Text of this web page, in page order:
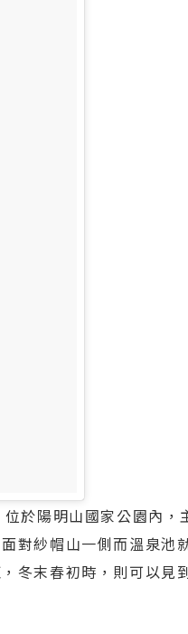
於陽明山國家公園內，
對紗帽山一側而溫泉池
冬末春初時，則可以見